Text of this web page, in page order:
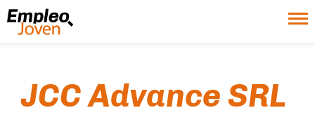
JCC Advance SRL